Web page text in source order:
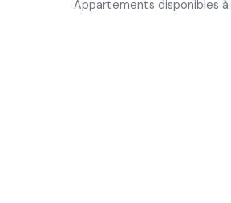
Appartements disponibles à